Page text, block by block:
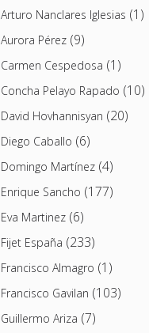
Arturo Nanclares Iglesias (1)
Aurora Pérez(9)
Carmen Cespedosa (1)
Concha Pelayo Rapado (10)
David Hovhannisyan (20)
Diego Caballo (6)
Domingo Martínez(4)
Enrique Sancho (177)
Eva Martinez(6)
Fijet España (233)
Francisco Almagro (1)
Francisco Gavilan (103)
Guillermo Ariza (7)